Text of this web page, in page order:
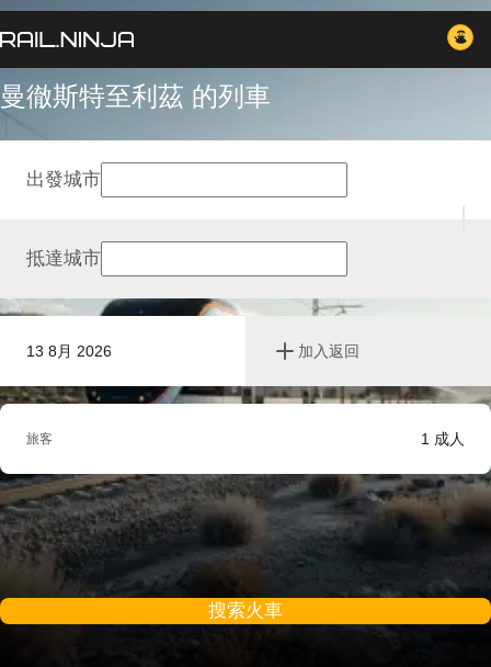
曼徹斯特至利茲 的列車
13 8月 2026 加入返回
出發城市
抵達城市
旅客 1 成人
搜索火車